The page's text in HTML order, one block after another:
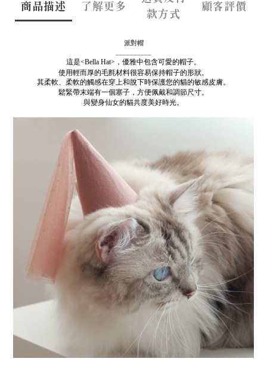
商品描述 了解更多
款方式
顧客評價
派對帽
這是<Bella Hat>，優雅中包含可愛的帽子。
使用輕而厚的毛氈材料很容易保持帽子的形狀。
其柔軟、柔軟的觸感在穿上和脫下時保護您的貓的敏感皮膚。
鬆緊帶末端有一個塞子，方便佩戴和調節尺寸。
與變身仙女的貓共度美好時光。